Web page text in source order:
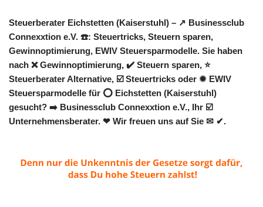
Steuerberater Eichstetten (Kaiserstuhl) – ↗️ Businessclub
Connexxtion e.V. ☎️: Steuertricks, Steuern sparen,
Gewinnoptimierung, EWIV Steuersparmodelle. Sie haben
nach ❌ Gewinnoptimierung, ✔️ Steuern sparen, ⭐
Steuerberater Alternative, ☑️ Steuertricks oder ✹ EWIV
Steuersparmodelle für ⭕ Eichstetten (Kaiserstuhl)
gesucht? ➡️ Businessclub Connexxtion e.V., Ihr ☑️
Unternehmensberater. ❤ Wir freuen uns auf Sie ✉ ✔.